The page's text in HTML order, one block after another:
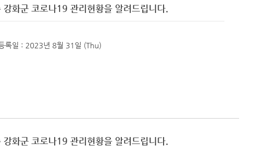
화군 코로나19 관리현황을 알려드립니다.
록일 : 2023년 8월 31일 (Thu)
화군 코로나19 관리현황을 알려드립니다.